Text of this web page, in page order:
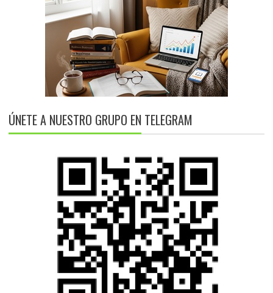
ÚNETE A NUESTRO GRUPO EN TELEGRAM